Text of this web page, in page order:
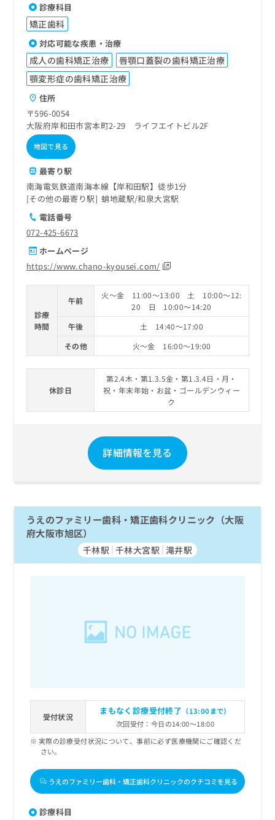
診療科目
矯正歯科
対応可能な疾患・治療
成人の歯科矯正治療
唇顎口蓋裂の歯科矯正治療
顎変形症の歯科矯正治療
住所
〒596-0054
大阪府岸和田市宮本町2-29 ライフエイトビル2F
地図で見る
最寄り駅
南海電気鉄道南海本線【岸和田駅】徒歩1分
その他の最寄り駅
蛸地蔵駅 和泉大宮駅
電話番号
072-425-6673
ホームページ
https://www.chano-kyousei.com/
診療
時間
午前
火～金 11:00～13:00 土 10:00～12:
20 日 10:00～14:20
午後
土 14:40～17:00
その他
火～金 16:00～19:00
休診日
第2.4木・第1.3.5金・第1.3.4日・月・
祝・年末年始・お盆・ゴールデンウィー
ク
詳細情報を見る
うえのファミリー歯科・矯正歯科クリニック（大阪
府大阪市旭区）
千林駅 千林大宮駅 滝井駅
受付状況
まもなく診療受付終了 （13:00まで）
次回受付：今日の14:00～18:00
実際の診療受付状況について、事前に必ず医療機関にご確認くだ
さい。
うえのファミリー歯科・矯正歯科クリニックのクチコミを見る
診療科目